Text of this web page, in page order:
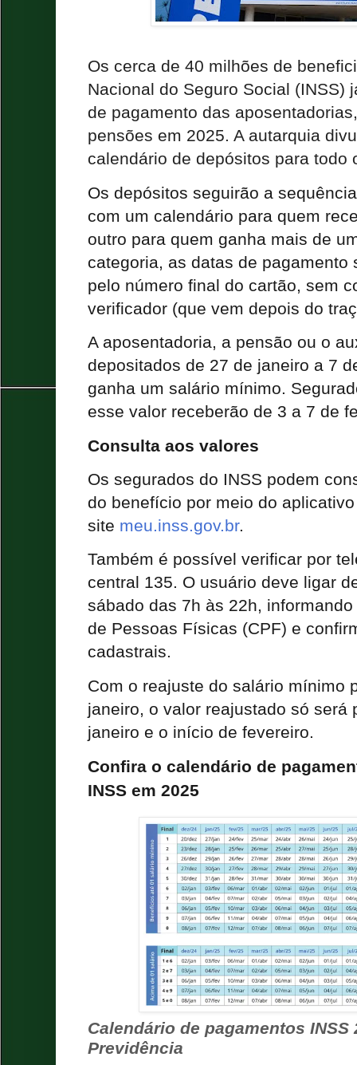
Os cerca de 40 milhões de
Nacional do Seguro Social (INSS)
de pagamento das
pensões em 2025. A autarquia
calendário de depósitos para todo
Os depósitos seguirão a
com um calendário para quem
outro para quem ganha mais de
categoria, as datas de pagamento
pelo número final do cartão, sem
verificador (que vem depois do
A aposentadoria, a pensão ou o
depositados de 27 de janeiro a 7
ganha um salário mínimo.
esse valor receberão de 3 a 7 de
Consulta aos valores
Os segurados do INSS podem
do benefício por meio do
site meu.inss.gov.br.
Também é possível verificar por
central 135. O usuário deve ligar
sábado das 7h às 22h,
de Pessoas Físicas (CPF) e
cadastrais.
Com o reajuste do salário mínimo
janeiro, o valor reajustado só será
janeiro e o início de fevereiro.
Confira o calendário de
INSS em 2025
Calendário de pagamentos INSS
Previdência